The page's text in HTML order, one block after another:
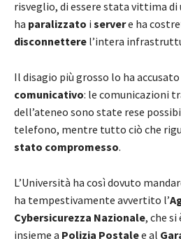
risveglio, di essere stata vittima di
ha paralizzato i servere ha
disconnettere l’intera
Il disagio più grosso lo ha
comunicativo: le comunicazioni
dell’ateneo sono state rese
telefono, mentre tutto ciò che
stato compromesso.
L’Università ha così dovuto
ha tempestivamente avvertito l’
Cybersicurezza Nazionale, che
insieme a Polizia Postalee al